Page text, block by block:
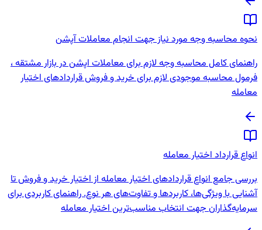
نحوه محاسبه وجه مورد نیاز جهت انجام معاملات آپشن
راهنمای کامل محاسبه وجه لازم برای معاملات اپشن در بازار مشتقه ،
فرمول محاسبه موجودی لازم برای خرید و فروش قراردادهای اختیار
معامله
انواع قرارداد اختیار معامله
بررسی جامع انواع قراردادهای اختیار معامله از اختیار خرید و فروش تا
آشنایی با ویژگی‌ها، کاربردها و تفاوت‌های هر نوع. راهنمای کاربردی برای
سرمایه‌گذاران جهت انتخاب مناسب‌ترین اختیار معامله